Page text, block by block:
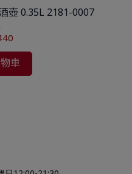
壺 0.35L 2181-0007
車